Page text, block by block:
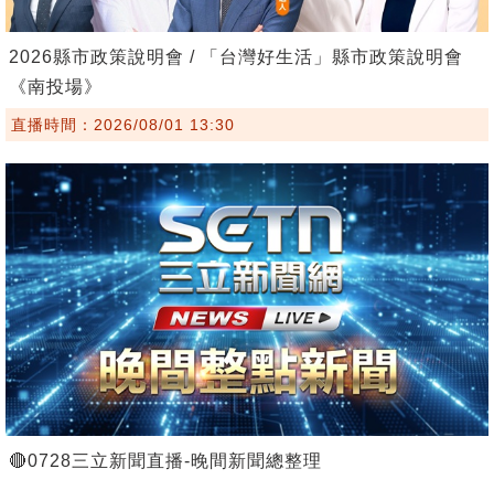
2026縣市政策說明會 / 「台灣好生活」縣市政策說明會
《南投場》
直播時間：2026/08/01 13:30
🔴0728三立新聞直播-晚間新聞總整理